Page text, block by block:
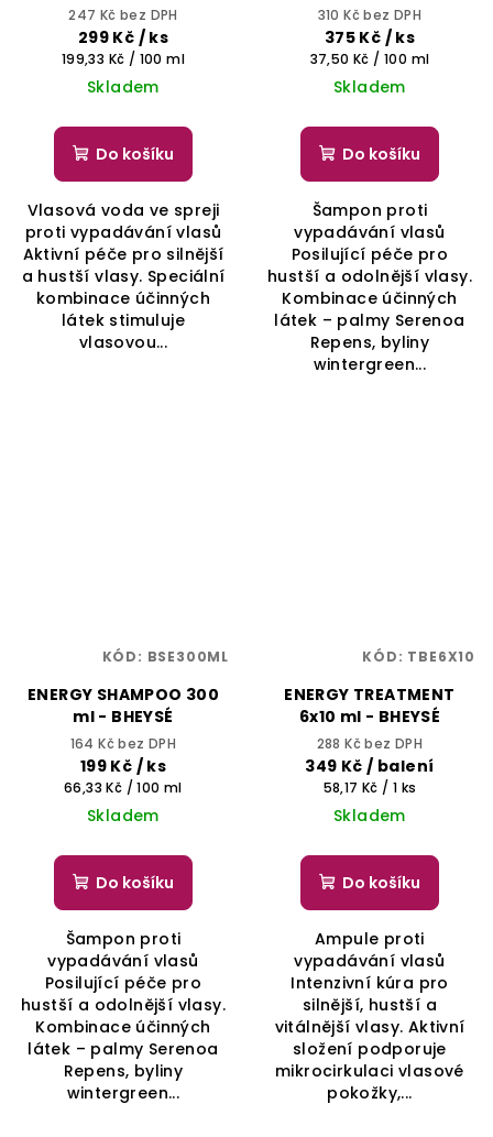
247 Kč bez DPH
299 Kč / ks
Měrná
cena:
199,33 Kč / 100 ml
Skladem
Do košíku
Vlasová voda ve spreji
proti vypadávání vlasů
Aktivní péče pro silnější
a hustší vlasy. Speciální
kombinace účinných
látek stimuluje
vlasovou...
310 Kč bez DPH
375 Kč / ks
Měrná
cena:
37,50 Kč / 100 ml
Skladem
Do košíku
Šampon proti
vypadávání vlasů
Posilující péče pro
hustší a odolnější vlasy.
Kombinace účinných
látek – palmy Serenoa
Repens, byliny
wintergreen...
ENERGY SHAMPOO 300
ml - BHEYSÉ
164 Kč bez DPH
199 Kč / ks
Měrná
cena:
66,33 Kč / 100 ml
Skladem
Do košíku
Šampon proti
vypadávání vlasů
Posilující péče pro
hustší a odolnější vlasy.
Kombinace účinných
látek – palmy Serenoa
Repens, byliny
wintergreen...
KÓD: BSE300ML
ENERGY TREATMENT
6x10 ml - BHEYSÉ
288 Kč bez DPH
349 Kč/ balení
Měrná
cena:
58,17 Kč / 1 ks
Skladem
Do košíku
Ampule proti
vypadávání vlasů
Intenzivní kúra pro
silnější, hustší a
vitálnější vlasy. Aktivní
složení podporuje
mikrocirkulaci vlasové
pokožky,...
KÓD: TBE6X10